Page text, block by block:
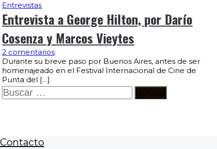
Entrevistas
Entrevista a George Hilton, por Darío
Cosenza y Marcos Vieytes
2 comentarios
Durante su breve paso por Buenos Aires, antes de ser
homenajeado en el Festival Internacional de Cine de
Punta del […]
Buscar:
Contacto